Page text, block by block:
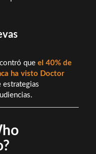
que el 40% de
ha visto Doctor
estrategias